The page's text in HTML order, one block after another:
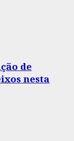
de
nesta